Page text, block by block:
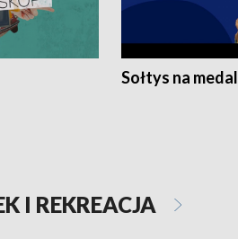
Sołtys na medal
I REKREACJA